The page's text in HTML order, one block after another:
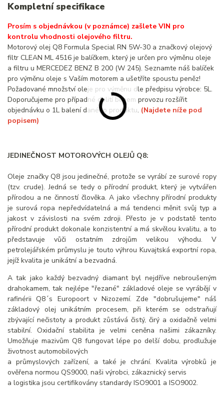
Kompletní specifikace
Prosím s objednávkou (v poznámce) zašlete VIN pro
kontrolu vhodnosti olejového filtru.
Motorový olej Q8 Formula Special RN 5W-30 a značkový olejový
filtr CLEAN ML 4516 je balíčkem, který je určen pro výměnu oleje
a filtru u MERCEDEZ BENZ B 200 (W 245). Seznamte náš balíček
pro výměnu oleje s Vaším motorem a ušetříte spoustu peněz!
Požadované množství oleje pro výměnu dle předpisu výrobce: 5L.
Doporučujeme pro případné dolití během provozu rozšířit
objednávku o 1L balení daného produktu. (Najdete níže pod
popisem)
JEDINEČNOST MOTOROVÝCH OLEJŮ Q8:
Oleje značky Q8 jsou jedinečné, protože se vyrábí ze surové ropy
(tzv. crude). Jedná se tedy o přírodní produkt, který je vytvářen
přírodou a ne činností člověka. A jako všechny přírodní produkty
je surová ropa nepředvídatelná a má tendenci měnit svůj typ a
jakost v závislosti na svém zdroji. Přesto je v podstatě tento
přírodní produkt dokonale konzistentní a má skvělou kvalitu, a to
představuje vůči ostatním zdrojům velikou výhodu. V
petrolejářském průmyslu je touto výhrou Kuvajtská exportní ropa,
jejíž kvalita je unikátní a bezvadná.
A tak jako každý bezvadný diamant byl nejdříve nebroušeným
drahokamem, tak nejlépe "řezané" základové oleje se vyrábějí v
rafinérii Q8´s Europoort v Nizozemí. Zde "dobrušujeme" náš
základový olej unikátním procesem, při kterém se odstraňují
zbývající nečistoty a produkt zůstává čistý, čirý a oxidačně velmi
stabilní. Oxidační stabilita je velmi ceněna našimi zákazníky.
Umožňuje mazivům Q8 fungovat lépe po delší dobu, prodlužuje
životnost automobilových
a průmyslových zařízení, a také je chrání. Kvalita výrobků je
ověřena normou QS9000, naši výrobci, zákaznický servis
a logistika jsou certifikovány standardy ISO9001 a ISO9002.